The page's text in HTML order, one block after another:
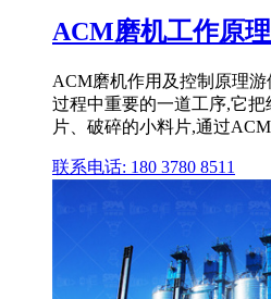
ACM磨机工作原
ACM磨机作用及控制原理
过程中重要的一道工序,它
片、破碎的小料片,通过
联系电话: 180 3780 8511